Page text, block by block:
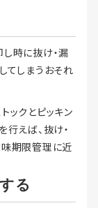
時に抜け・漏
てしまうおそれ
ックとピッキン
えば、抜け・
期限管理に近
る